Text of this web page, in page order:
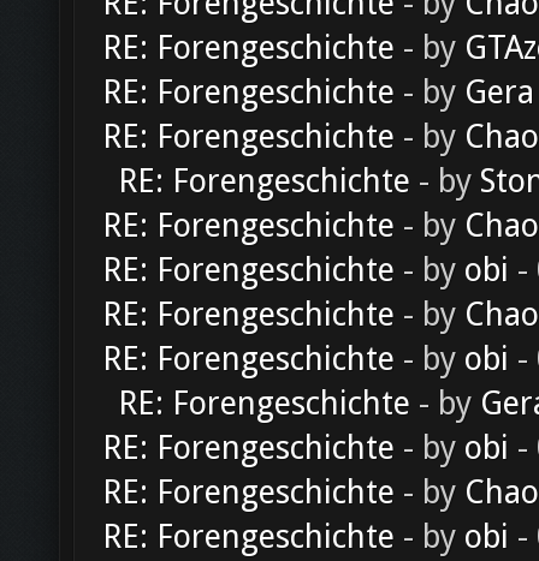
RE: Forengeschichte - by
RE: Forengeschichte - by Gera
RE: Forengeschichte - by
RE: Forengeschichte - by
RE: Forengeschichte - by
RE: Forengeschichte - by obi -
RE: Forengeschichte - by
RE: Forengeschichte - by obi -
RE: Forengeschichte - by
RE: Forengeschichte - by obi -
RE: Forengeschichte - by
RE: Forengeschichte - by obi -